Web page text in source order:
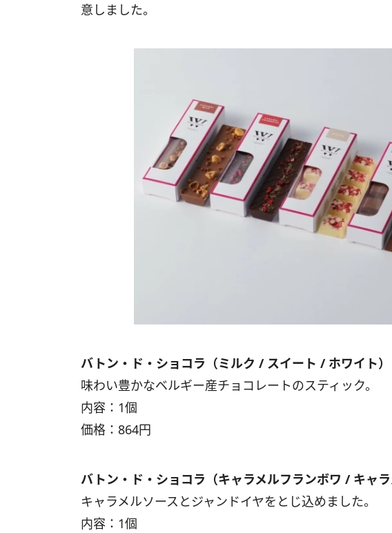
意しました。
バトン・ド・ショコラ（ミルク / スイート / ホワイト）
味わい豊かなベルギー産チョコレートのスティック。
内容：1個
価格：864円
バトン・ド・ショコラ（キャラメルフランボワ / キャラ
キャラメルソースとジャンドイヤをとじ込めました。
内容：1個